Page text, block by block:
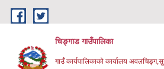
Skip to main content
चिङ्गाड गाउँपालिका
गाउँ कार्यपालिकाको कार्यालय